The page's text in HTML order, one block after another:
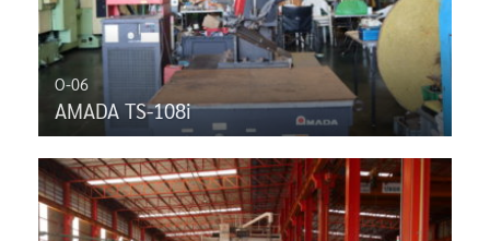
O-06
AMADA TS-108i